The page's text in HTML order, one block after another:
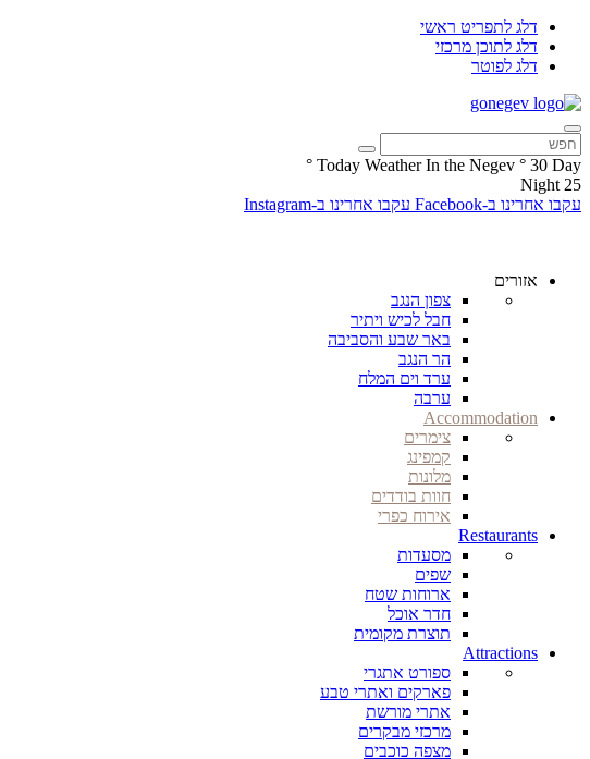
דלג לתפריט ראשי
דלג לתוכן מרכזי
דלג לפוטר
Today Weather In the Negev ° 30 Day
°
25
Night
עקבו אחרינו ב-Facebook
עקבו אחרינו ב-Instagram
אזורים
צפון הנגב
חבל לכיש ויתיר
באר שבע והסביבה
הר הנגב
ערד וים המלח
ערבה
Accommodation
צימרים
קמפינג
מלונות
חוות בודדים
אירוח כפרי
Restaurants
מסעדות
שפים
ארוחות שטח
חדר אוכל
תוצרת מקומית
Attractions
ספורט אתגרי
פארקים ואתרי טבע
אתרי מורשת
מרכזי מבקרים
מצפה כוכבים